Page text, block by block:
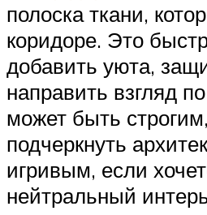
полоска ткани,
коридоре. Это
добавить уюта,
направить взгляд
может быть
подчеркнуть
игривым, если
нейтральный